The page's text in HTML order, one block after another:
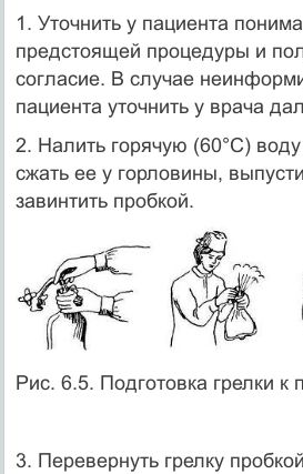
1. Уточнить у пациента
предстоящей процедуры и
согласие. В случае
пациента уточнить у врача
2. Налить горячую (60°С) воду
сжать ее у горловины,
завинтить пробкой.
Рис. 6.5. Подготовка грелки к
3. Перевернуть грелку